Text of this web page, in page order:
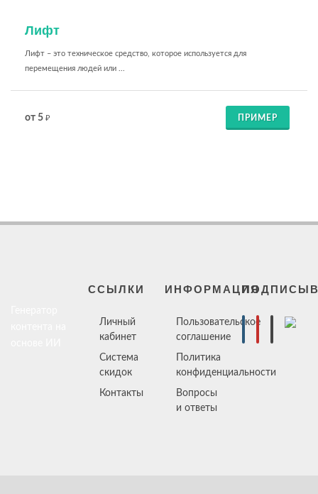
Лифт
Лифт – это техническое средство, которое используется для
перемещения людей или ...
от 5 ₽ ПРИМЕР
ССЫЛКИ
Личный
кабинет
Система
скидок
Контакты
ИНФОРМАЦИЯ
Пользовательское
соглашение
Политика
конфиденциальности
Вопросы
и ответы